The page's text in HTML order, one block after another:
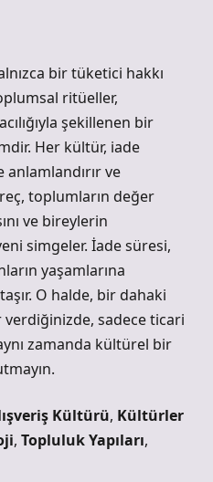
bir tüketici hakkı
ritüeller,
şekillenen bir
Her kültür, iade
ve
toplumların değer
ve bireylerin
simgeler. İade süresi,
yaşamlarına
O halde, bir dahaki
sadece ticari
zamanda kültürel bir
Kültürü, Kültürler
, Topluluk Yapıları,